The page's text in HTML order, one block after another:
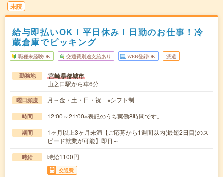
未読
給与即払いOK！平日休み！日勤のお仕事！冷
蔵倉庫でピッキング
職種未経験OK 交通費別途支給あり WEB登録OK 派遣
勤務地 宮崎県都城市
山之口駅から車6分
曜日頻度 月～金・土・日・祝 ※シフト制
時間 12:00～21:00※表記のうち実働8時間です。
期間
1ヶ月以上3ヶ月未満【ご応募から1週間以内(最短2日目)のス
ピード就業が可能】即日～
時給 時給1100円
交通費